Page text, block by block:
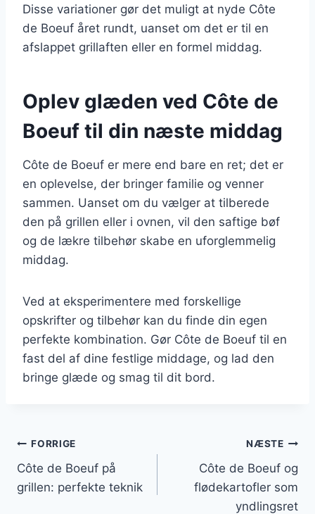
Disse variationer gør det muligt at nyde Côte
de Boeuf året rundt, uanset om det er til en
afslappet grillaften eller en formel middag.
Oplev glæden ved Côte de
Boeuf til din næste middag
Côte de Boeuf er mere end bare en ret; det er
en oplevelse, der bringer familie og venner
sammen. Uanset om du vælger at tilberede
den på grillen eller i ovnen, vil den saftige bøf
og de lækre tilbehør skabe en uforglemmelig
middag.
Ved at eksperimentere med forskellige
opskrifter og tilbehør kan du finde din egen
perfekte kombination. Gør Côte de Boeuf til en
fast del af dine festlige middage, og lad den
bringe glæde og smag til dit bord.
Indlægsnavigation
FORRIGE
Côte de Boeuf på
grillen: perfekte teknik
NÆSTE
Côte de Boeuf og
flødekartofler som
yndlingsret